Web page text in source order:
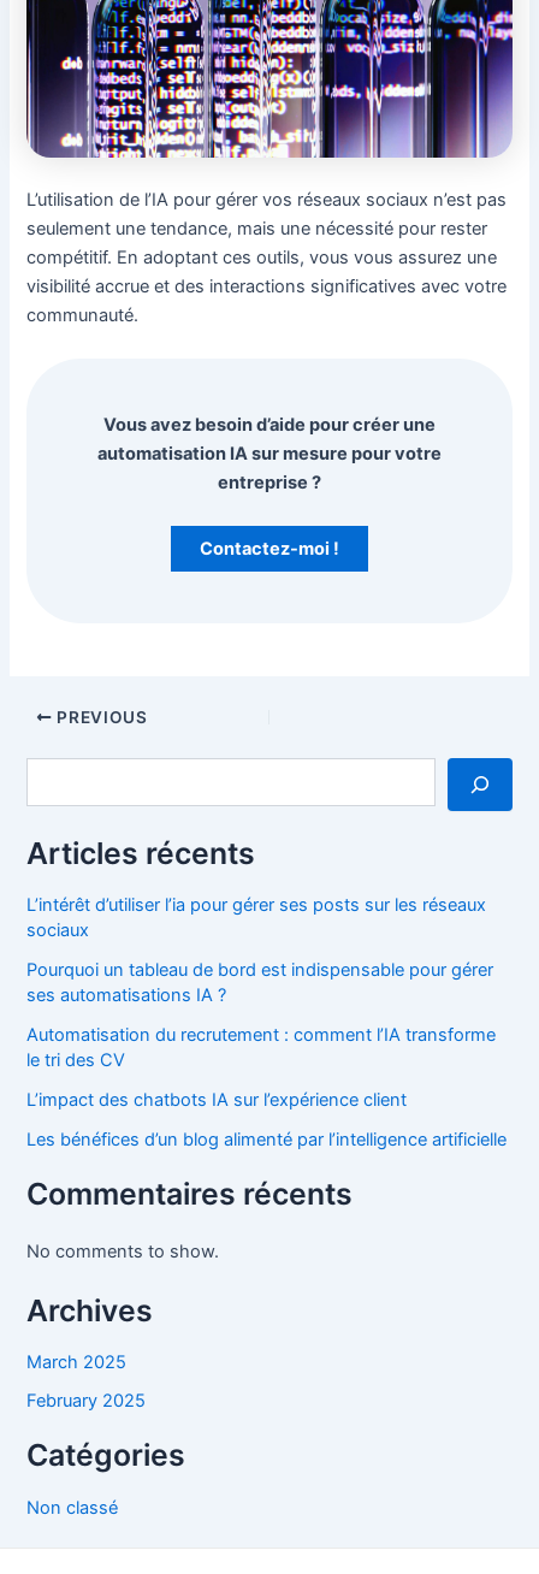
L’utilisation de l’IA pour gérer vos réseaux sociaux n’est pas
seulement une tendance, mais une nécessité pour rester
compétitif. En adoptant ces outils, vous vous assurez une
visibilité accrue et des interactions significatives avec votre
communauté.
Vous avez besoin d’aide pour créer une
automatisation IA sur mesure pour votre
entreprise ?
Contactez-moi !
Post
PREVIOUS
c
Articles récents
L’intérêt d’utiliser l’ia pour gérer ses posts sur les réseaux
sociaux
Pourquoi un tableau de bord est indispensable pour gérer
ses automatisations IA ?
Automatisation du recrutement : comment l’IA transforme
le tri des CV
L’impact des chatbots IA sur l’expérience client
Les bénéfices d’un blog alimenté par l’intelligence artificielle
Commentaires récents
No comments to show.
Archives
March 2025
February 2025
Catégories
Non classé